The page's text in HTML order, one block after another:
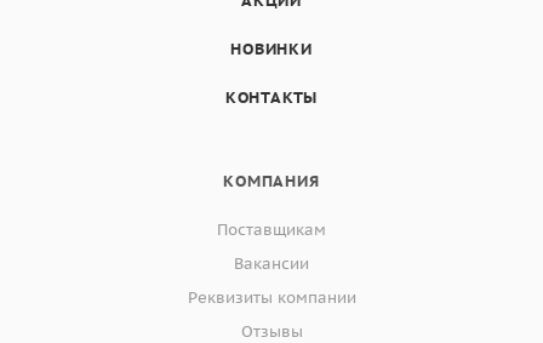
НОВИНКИ
КОНТАКТЫ
КОМПАНИЯ
Поставщикам
Вакансии
Реквизиты компании
Отзывы